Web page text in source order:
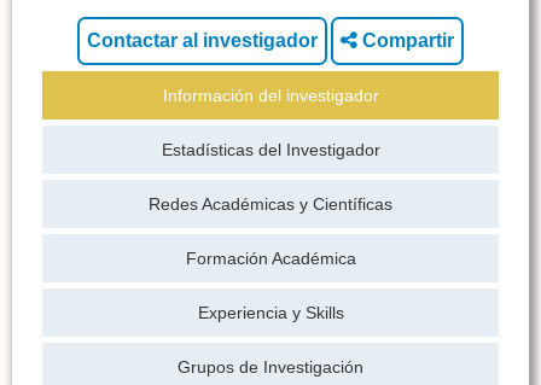
Compartir
Información del investigador
Estadísticas del Investigador
Redes Académicas y Científicas
Formación Académica
Experiencia y Skills
Grupos de Investigación